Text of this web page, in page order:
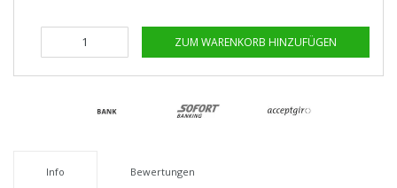
ZUM WARENKORB HINZUFÜGEN
Info Bewertungen